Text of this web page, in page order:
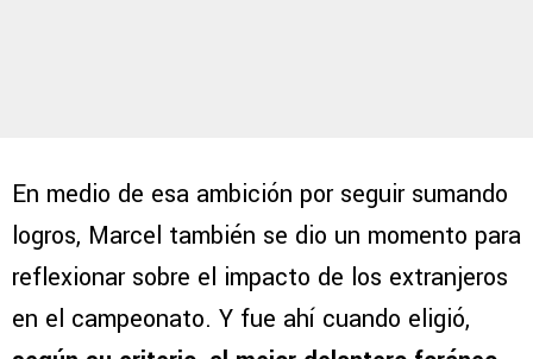
En medio de esa ambición por seguir sumando
logros, Marcel también se dio un momento para
reflexionar sobre el impacto de los extranjeros
en el campeonato. Y fue ahí cuando eligió,